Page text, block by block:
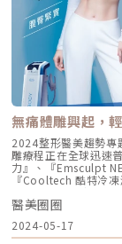
無痛體雕興起，
2024整形醫美趨勢專
雕療程正在全球迅速
力』、『Emsculpt
『Cooltech 酷特冷
一，同時也讓消費
健身人士喜愛的『
術瓦解頑固脂肪細胞
實體型，一次療程可
醫美圈圈
2024-05-17